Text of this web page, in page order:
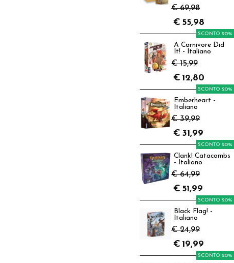
€ 69,98
€ 55,98
A Carnivore Did
It! - Italiano
€ 15,99
SCONTO 20%
€ 12,80
Emberheart -
Italiano
€ 39,99
SCONTO 20%
€ 31,99
Clank! Catacombs
- Italiano
€ 64,99
SCONTO 20%
€ 51,99
Black Flag! -
Italiano
€ 24,99
SCONTO 20%
€ 19,99
SCONTO 20%